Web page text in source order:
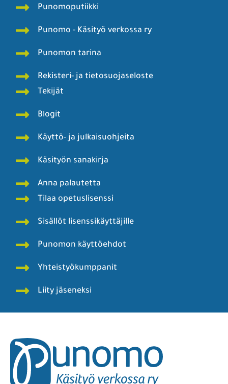
Punomoputiikki
Punomo - Käsityö verkossa ry
Punomon tarina
Rekisteri- ja tietosuojaseloste
Tekijät
Blogit
Käyttö- ja julkaisuohjeita
Käsityön sanakirja
Anna palautetta
Tilaa opetuslisenssi
Sisällöt lisenssikäyttäjille
Punomon käyttöehdot
Yhteistyökumppanit
Liity jäseneksi